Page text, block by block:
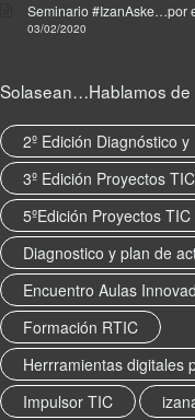
m
t
i
r
i
n
n
o
a
ó
Seminario #IzanAske…por
03/02/2020
Solasean…Hablamos de
2º Edición Diagnóstico
3º Edición Proyectos TIC
5ºEdición Proyectos TIC
Diagnostico y plan de
Encuentro Aulas
Formación RTIC
Herrramientas digitales
Impulsor TIC